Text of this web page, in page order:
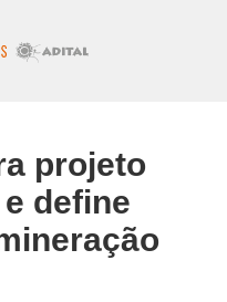
projeto
define